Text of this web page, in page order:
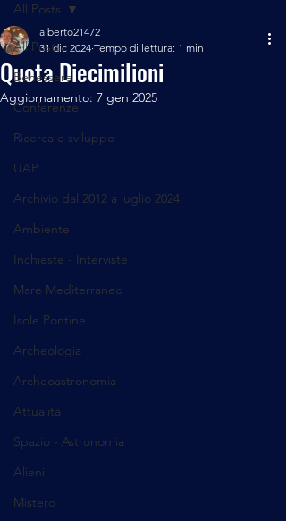
All Posts
Benessere
Conferenze
Ricerca e sviluppo
UAP
Archivio dal 2012 a luglio 2024
Ambiente
Inchieste - Interviste
Mare Mediterraneo
Isole Pontine
Archeologia
Archeoastronomia
Attualità
Spazio - Astronomia
Alieni
Mistero
All Posts
Quota Diecimilioni
alberto21472
31 dic 2024 Tempo di lettura: 1 min
Aggiornamento: 7 gen 2025